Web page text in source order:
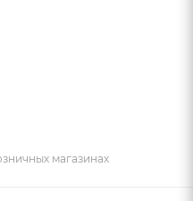
магазинах